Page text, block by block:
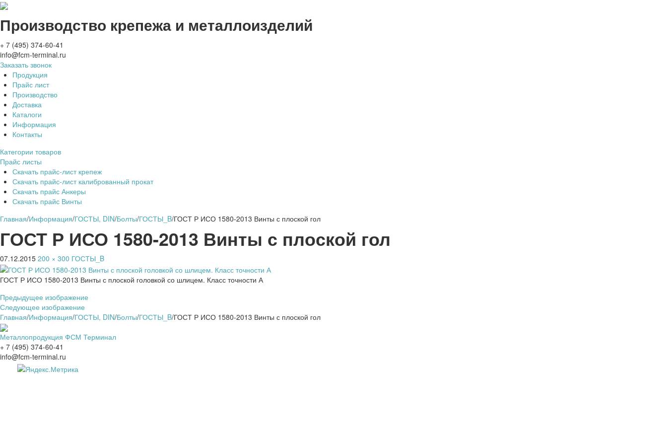
Производство крепежа и металлоизделий
+ 7 (495) 374-60-41
info@fcm-terminal.ru
Заказать звонок
Продукция
Прайс лист
Производство
Доставка
Каталоги
Информация
Контакты
Категории товаров
Прайс листы
Скачать прайс-лист крепеж
Скачать прайс-лист калиброванный прокат
Скачать прайс Анкеры
Скачать прайс Винты
Главная/Информация/ГОСТЫ, DIN/Болты/ГОСТЫ_B/ГОСТ Р ИСО 1580-2013 Винты с плоской гол
ГОСТ Р ИСО 1580-2013 Винты с плоской гол
07.12.2015 200 × 300 ГОСТЫ_B
ГОСТ Р ИСО 1580-2013 Винты с плоской головкой со шлицем. Класс точности А
Предыдущее изображение
Следующее изображение
Главная/Информация/ГОСТЫ, DIN/Болты/ГОСТЫ_B/ГОСТ Р ИСО 1580-2013 Винты с плоской гол
Металлопродукция ФСМ Терминал
+ 7 (495) 374-60-41
info@fcm-terminal.ru